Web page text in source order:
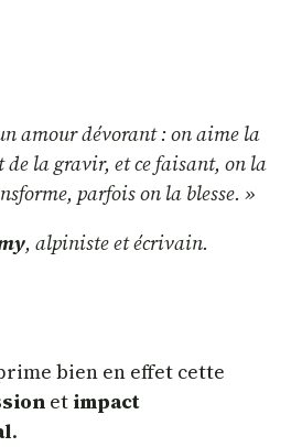
amour dévorant : on aime la
la gravir, et ce faisant, on la
parfois on la blesse. »
, alpiniste et écrivain.
bien en effet cette
etimpact
.